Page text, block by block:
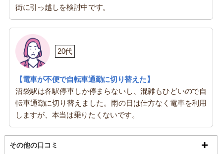
街に引っ越しを検討中です。
20代
【電車が不便で自転車通勤に切り替えた】
沼袋駅は各駅停車しか停まらないし、混雑もひどいので自
転車通勤に切り替えました。雨の日は仕方なく電車を利用
しますが、本当は乗りたくないです。
その他の口コミ